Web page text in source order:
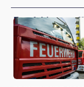
Empfehlungen